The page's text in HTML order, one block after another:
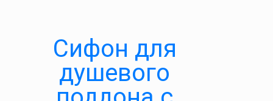
Cифон для
душевого